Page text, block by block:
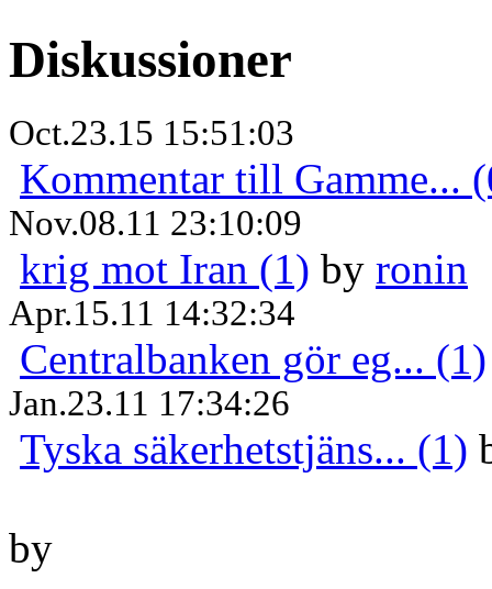
Diskussioner
Oct.23.15 15:51:03
Kommentar till Gamme...
Nov.08.11 23:10:09
krig mot Iran (1) by ronin
Apr.15.11 14:32:34
Centralbanken gör eg... (1)
Jan.23.11 17:34:26
Tyska säkerhetstjäns... (1)
by